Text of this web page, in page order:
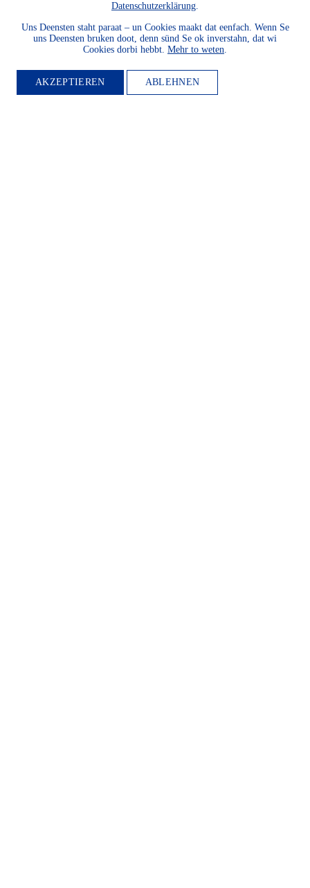
Mitglied.
Datenschutzerklärung
Uns Deensten staht paraat – un Cookies maakt dat eenfach. Wenn Se
uns Deensten bruken doot, denn sünd Se ok inverstahn, dat wi
Cookies dorbi hebbt. Mehr to weten
AKZEPTIEREN ABLEHNEN